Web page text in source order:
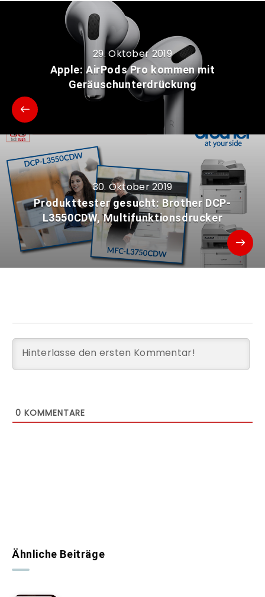
29. Oktober 2019
Apple: AirPods Pro kommen mit
Geräuschunterdrückung
30. Oktober 2019
Produkttester gesucht: Brother DCP-
L3550CDW, Multifunktionsdrucker
0 KOMMENTARE
Ähnliche Beiträge